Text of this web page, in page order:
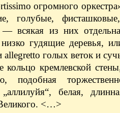
огромного
голубые,
— всякая из них
гудящие деревья,
голых веток и
кольцо кремлевской
подобная
белая,
<…>